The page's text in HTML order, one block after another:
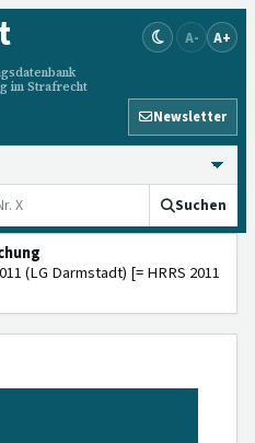
im Strafrecht
A- A+
Newsletter
Suchen
(LG Darmstadt) [= HRRS 2011